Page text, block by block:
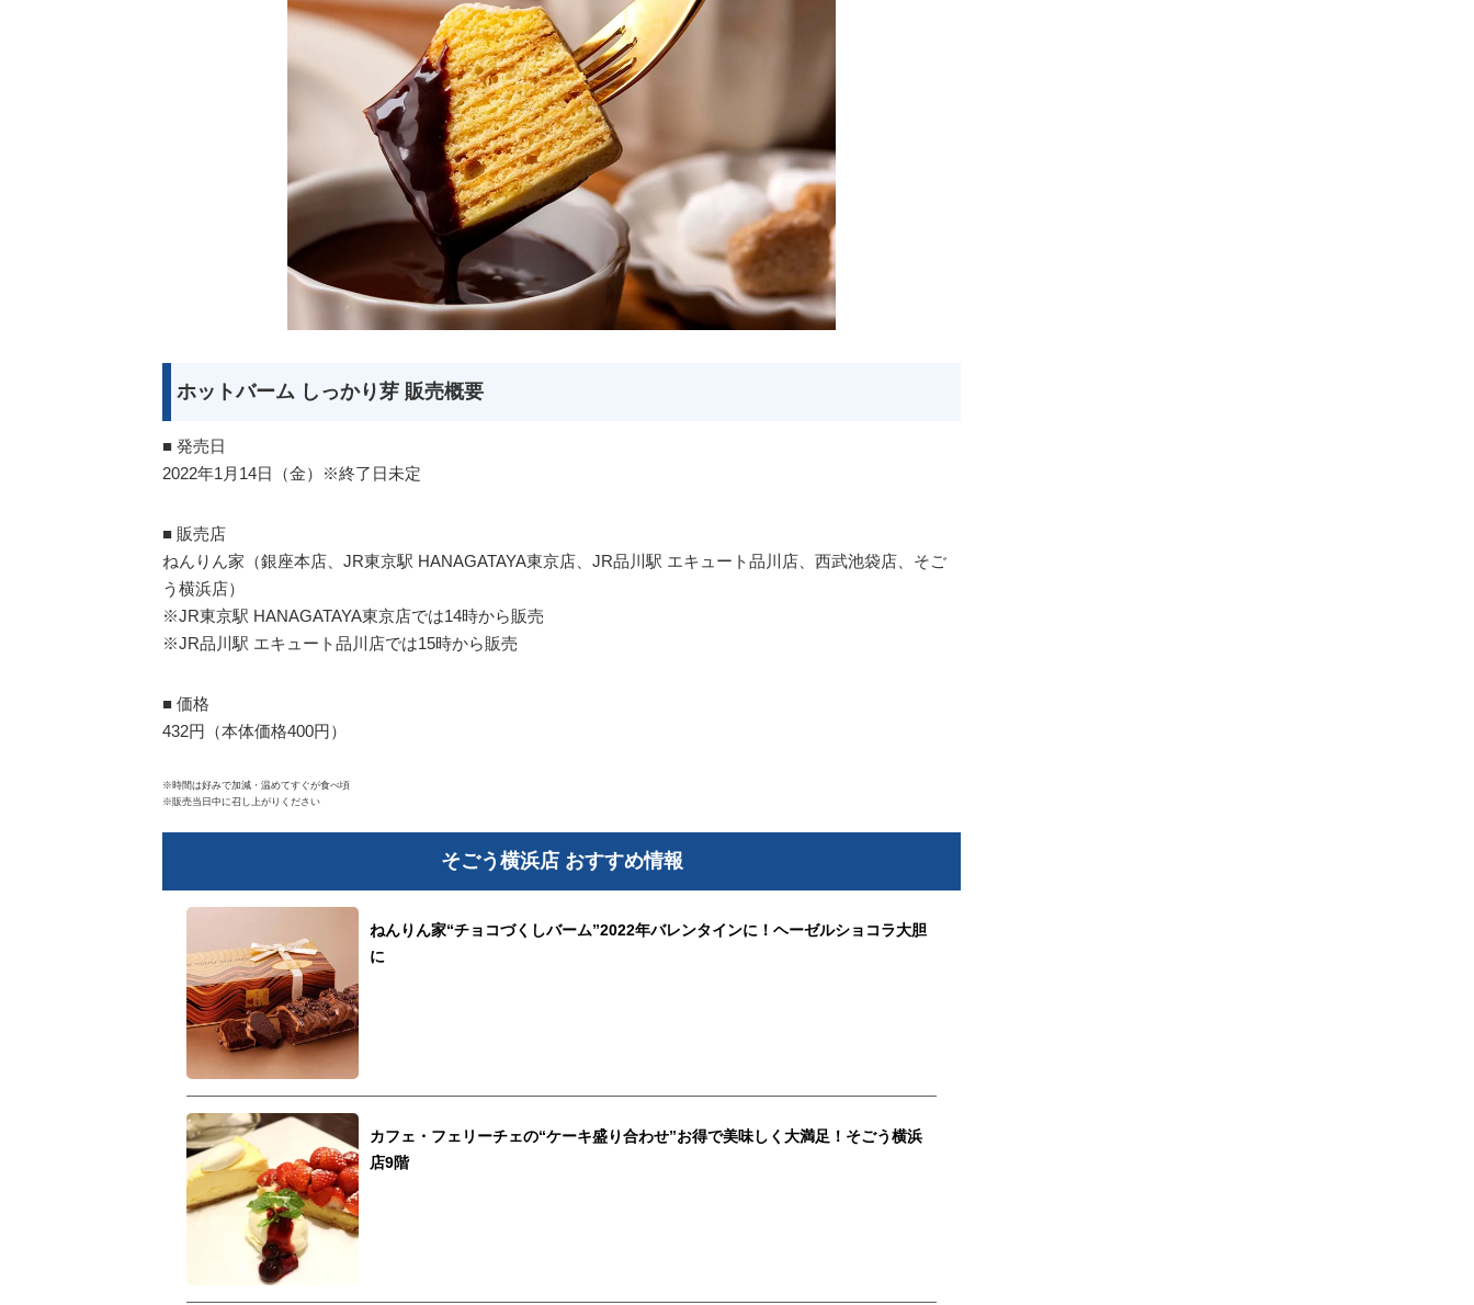
ホットバーム しっかり芽 販売概要
■ 発売日
2022年1月14日（金）※終了日未定
■ 販売店
ねんりん家（銀座本店、JR東京駅 HANAGATAYA東京店、JR品川駅 エキュート品川店、西武池袋店、そご
う横浜店）
※JR東京駅 HANAGATAYA東京店では14時から販売
※JR品川駅 エキュート品川店では15時から販売
■ 価格
432円（本体価格400円）
※時間は好みで加減・温めてすぐが食べ頃
※販売当日中に召し上がりください
そごう横浜店 おすすめ情報
ねんりん家“チョコづくしバーム”2022年バレンタインに！ヘーゼルショコラ大胆
に
カフェ・フェリーチェの“ケーキ盛り合わせ”お得で美味しく大満足！そごう横浜
店9階